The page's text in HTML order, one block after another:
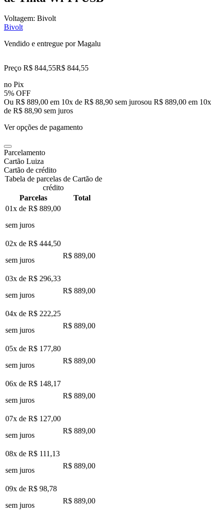
Voltagem: Bivolt
Bivolt
Vendido e entregue por Magalu
Preço R$ 844,55R$ 844,55
no Pix
5% OFF
Ou R$ 889,00 em 10x de R$ 88,90 sem jurosou R$ 889,00 em 10x
de R$ 88,90 sem juros
Ver opções de pagamento
Parcelamento
Cartão Luiza
Cartão de crédito
Tabela de parcelas de Cartão de
crédito
Parcelas
Total
01x de R$ 889,00
sem juros
02x de R$ 444,50
sem juros
R$ 889,00
03x de R$ 296,33
sem juros
R$ 889,00
04x de R$ 222,25
sem juros
R$ 889,00
05x de R$ 177,80
sem juros
R$ 889,00
06x de R$ 148,17
sem juros
R$ 889,00
07x de R$ 127,00
sem juros
R$ 889,00
08x de R$ 111,13
sem juros
R$ 889,00
09x de R$ 98,78
sem juros
R$ 889,00